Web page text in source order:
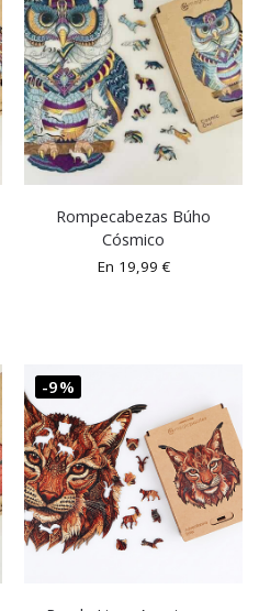
Rompecabezas Búho
Cósmico
En 19,99€
-9%